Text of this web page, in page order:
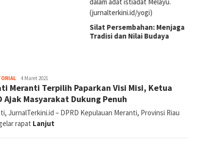
jurnal
4 Maret 2021
Meranti Terpilih Paparkan Visi Misi, Ketua
Ajak Masyarakat Dukung Penuh
JurnalTerkini.id – DPRD Kepulauan Meranti, Provinsi Riau
rapat Lanjut